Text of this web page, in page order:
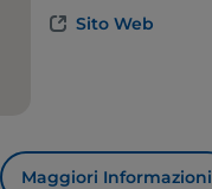
Sito Web
Maggiori Informazioni